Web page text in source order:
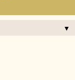
▼